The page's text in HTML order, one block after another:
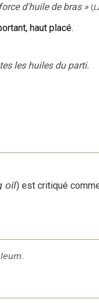
d'huile de bras » (
haut placé.
les huiles du parti.
oil) est critiqué
.